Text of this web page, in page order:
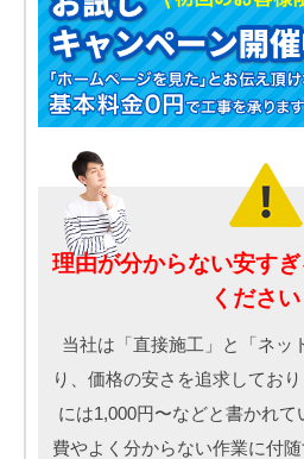
理由が分からない安す
ください
当社は「直接施工」と「ネッ
り、価格の安さを追求してお
には1,000円〜などと書かれ
費やよく分からない作業に付